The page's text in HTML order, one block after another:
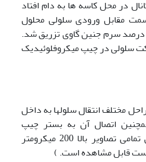
در محل کاسه ها به دام افتاد
قسمت مقابل ورودی سلولی محلول
محیط کشت سلولی حاوی 10 درصد سرم جنین گاوی تزریق شد.
ساعت حرکت سلولی در چیپ میکروفلوئیدیک
مراحل مختلف انتقال سلولها به داخل
اتصال آن به بستر چیپ
میکروفلوئیدیک (بزرگنمایی تمامی تصاویر بالا 200 میکرومتر
قابل مشاهده است. )